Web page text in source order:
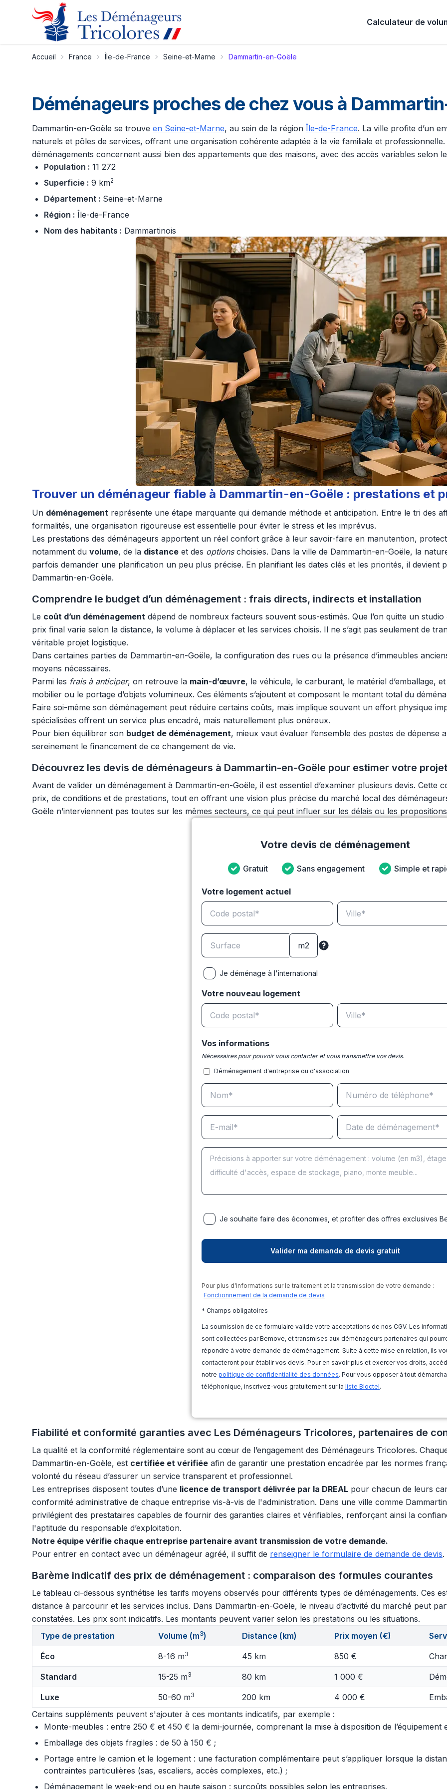
Calculateur de
Accueil France Île-de-France Seine-et-Marne Dammartin-en-Goële
Déménageurs proches de chez vous à
Dammartin-en-Goële se trouve en Seine-et-Marne, au sein de la région Île-de-France. La ville profite d’un
naturels et pôles de services, offrant une organisation cohérente adaptée à la vie familiale et
déménagements concernent aussi bien des appartements que des maisons, avec des accès variables selon
Population : 11 272
Superficie : 9 km2
Département : Seine-et-Marne
Région : Île-de-France
Nom des habitants : Dammartinois
Trouver un déménageur fiable à Dammartin-en-Goële : prestations et
Un déménagement représente une étape marquante qui demande méthode et anticipation. Entre le tri des
formalités, une organisation rigoureuse est essentielle pour éviter le stress et les imprévus.
Les prestations des déménageurs apportent un réel confort grâce à leur savoir-faire en manutention,
notamment du volume, de la distance et des optionschoisies. Dans la ville de Dammartin-en-Goële, la
parfois demander une planification un peu plus précise. En planifiant les dates clés et les priorités, il devient
Dammartin-en-Goële.
Comprendre le budget d’un déménagement : frais directs, indirects et installation
Le coût d’un déménagement dépend de nombreux facteurs souvent sous-estimés. Que l’on quitte un
prix final varie selon la distance, le volume à déplacer et les services choisis. Il ne s’agit pas seulement de
véritable projet logistique.
Dans certaines parties de Dammartin-en-Goële, la configuration des rues ou la présence d’immeubles
moyens nécessaires.
Parmi les frais à anticiper, on retrouve la main-d’œuvre, le véhicule, le carburant, le matériel d’emballage,
mobilier ou le portage d’objets volumineux. Ces éléments s’ajoutent et composent le montant total du
Faire soi-même son déménagement peut réduire certains coûts, mais implique souvent un effort physique
spécialisées offrent un service plus encadré, mais naturellement plus onéreux.
Pour bien équilibrer son budget de déménagement, mieux vaut évaluer l’ensemble des postes de
sereinement le financement de ce changement de vie.
Découvrez les devis de déménageurs à Dammartin-en-Goële pour estimer votre
Avant de valider un déménagement à Dammartin-en-Goële, il est essentiel d’examiner plusieurs devis. Cette
prix, de conditions et de prestations, tout en offrant une vision plus précise du marché local des
Goële n’interviennent pas toutes sur les mêmes secteurs, ce qui peut influer sur les délais ou les
Votre devis de déménagement
Gratuit Sans engagement Simple et
Votre logement actuel
Je déménage à l'international
Votre nouveau logement
Vos informations
Nécessaires pour pouvoir vous contacter et vous transmettre vos devis.
Déménagement d'entreprise ou d'association
Je souhaite faire des économies, et profiter des offres exclusives
Pour plus d’informations sur le traitement et la transmission de votre demande :
Fonctionnement de la demande de devis
* Champs obligatoires
La soumission de ce formulaire valide votre acceptations de nos CGV. Les
sont collectées par Bemove, et transmises aux déménageurs partenaires qui
répondre à votre demande de déménagement. Suite à cette mise en relation, ils
contacteront pour établir vos devis. Pour en savoir plus et exercer vos droits,
notre politique de confidentialité des données. Pour vous opposer à tout
téléphonique, inscrivez-vous gratuitement sur la liste Bloctel.
Fiabilité et conformité garanties avec Les Déménageurs Tricolores, partenaires de
La qualité et la conformité réglementaire sont au cœur de l’engagement des Déménageurs Tricolores.
Dammartin-en-Goële, est certifiée et vérifiée afin de garantir une prestation encadrée par les normes
volonté du réseau d’assurer un service transparent et professionnel.
Les entreprises disposent toutes d’une licence de transport délivrée par la DREAL pour chacun de leurs
conformité administrative de chaque entreprise vis-à-vis de l'administration. Dans une ville comme
privilégient des prestataires capables de fournir des garanties claires et vérifiables, renforçant ainsi la
l'aptitude du responsable d’exploitation.
Notre équipe vérifie chaque entreprise partenaire avant transmission de votre demande.
Pour entrer en contact avec un déménageur agréé, il suffit de renseigner le formulaire de demande de devis.
Barème indicatif des prix de déménagement : comparaison des formules courantes
Le tableau ci-dessous synthétise les tarifs moyens observés pour différents types de déménagements. Ces
distance à parcourir et les services inclus. Dans Dammartin-en-Goële, le niveau d’activité du marché peut
constatées. Les prix sont indicatifs. Les montants peuvent varier selon les prestations ou les situations.
Type de prestation
Volume (m3) Distance (km) Prix moyen (€)
Éco 8-16 m3 45 km 850 €
Standard 15-25 m3 80 km 1 000 €
Luxe 50-60 m3 200 km 4 000 €
Certains suppléments peuvent s'ajouter à ces montants indicatifs, par exemple :
Monte-meubles : entre 250 € et 450 € la demi-journée, comprenant la mise à disposition de l’équipement
Emballage des objets fragiles : de 50 à 150 € ;
Portage entre le camion et le logement : une facturation complémentaire peut s’appliquer lorsque la
contraintes particulières (sas, escaliers, accès complexes, etc.) ;
Déménagement le week-end ou en haute saison : surcoûts possibles selon les entreprises.